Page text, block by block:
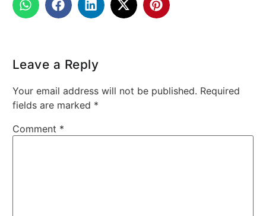
Leave a Reply
Your email address will not be published. Required
fields are marked *
Comment *